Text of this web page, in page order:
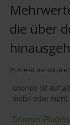
die über
2bAhead Trendstudie "
koomio ist auf
mobil oder nicht.
Browser-Plugins